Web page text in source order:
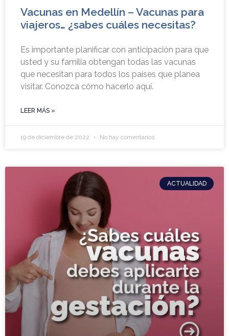
Vacunas en Medellín – Vacunas para
viajeros… ¿sabes cuáles necesitas?
Es importante planificar con anticipación para que
usted y su familia obtengan todas las vacunas
que necesitan para todos los países que planea
visitar. Conozca cómo hacerlo aquí.
LEER MÁS »
19 de diciembre de 2022 No hay comentarios
ACTUALIDAD